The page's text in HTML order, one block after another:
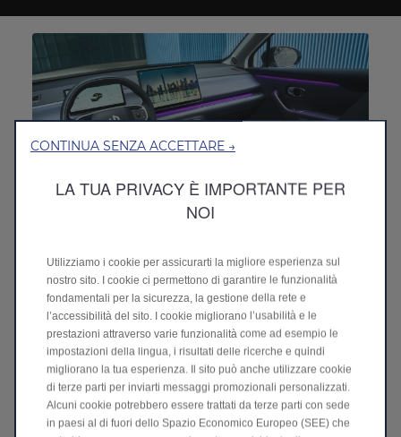
L'illuminazione ambientale multimodale a cascata migliora
l'immersione interna, offrendo esperienze sensoriali distinte
attraverso modalità personalizzabili.
CONTINUA SENZA ACCETTARE →
LA TUA PRIVACY È IMPORTANTE PER
NOI
Utilizziamo i cookie per assicurarti la migliore esperienza sul
nostro sito. I cookie ci permettono di garantire le funzionalità
fondamentali per la sicurezza, la gestione della rete e
l’accessibilità del sito. I cookie migliorano l’usabilità e le
prestazioni attraverso varie funzionalità come ad esempio le
impostazioni della lingua, i risultati delle ricerche e quindi
migliorano la tua esperienza. Il sito può anche utilizzare cookie
di terze parti per inviarti messaggi promozionali personalizzati.
Alcuni cookie potrebbero essere trattati da terze parti con sede
in paesi al di fuori dello Spazio Economico Europeo (SEE) che